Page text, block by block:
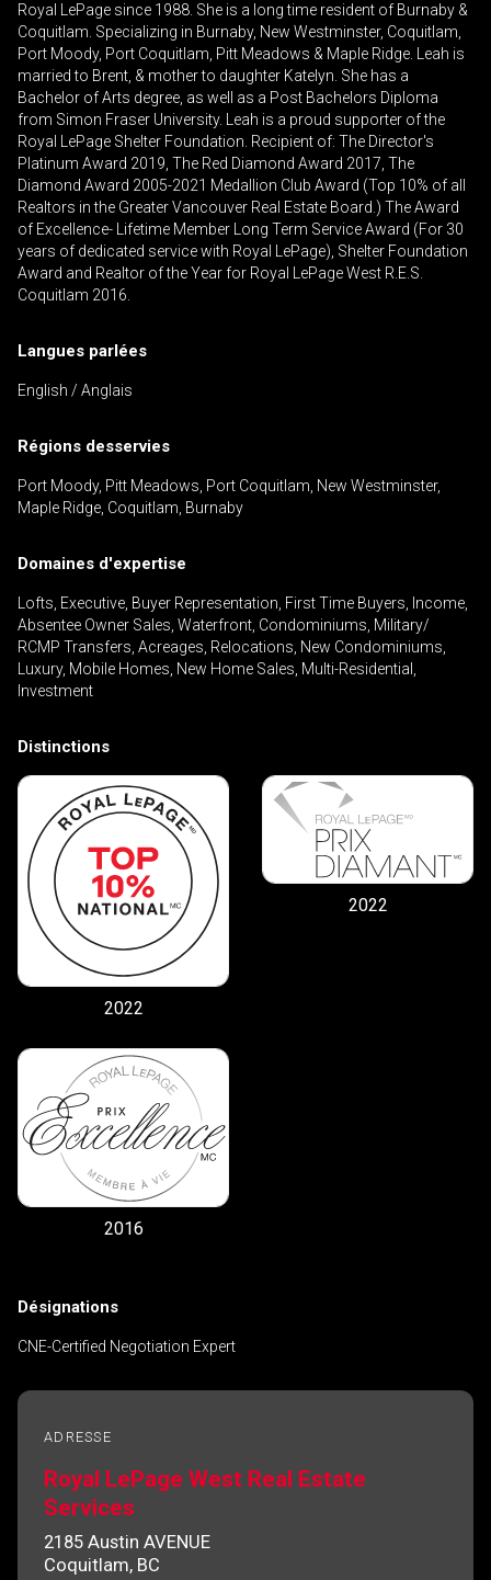
En cliquant sur le bouton « soumettre », vous
consentez à nos conditions d'utilisation et vous
nous fournissez l'autorisation écrite de
communiquer avec vous.
Royal LePage since 1988. She is a long time resident of Burnaby &
Coquitlam. Specializing in Burnaby, New Westminster, Coquitlam,
Port Moody, Port Coquitlam, Pitt Meadows & Maple Ridge. Leah is
married to Brent, & mother to daughter Katelyn. She has a
Bachelor of Arts degree, as well as a Post Bachelors Diploma
from Simon Fraser University. Leah is a proud supporter of the
Royal LePage Shelter Foundation. Recipient of: The Director's
Platinum Award 2019, The Red Diamond Award 2017, The
Diamond Award 2005-2021 Medallion Club Award (Top 10% of all
Realtors in the Greater Vancouver Real Estate Board.) The Award
of Excellence- Lifetime Member Long Term Service Award (For 30
years of dedicated service with Royal LePage), Shelter Foundation
Award and Realtor of the Year for Royal LePage West R.E.S.
Coquitlam 2016.
Langues parlées
English / Anglais
Régions desservies
Port Moody, Pitt Meadows, Port Coquitlam, New Westminster,
Maple Ridge, Coquitlam, Burnaby
Domaines d'expertise
Lofts, Executive, Buyer Representation, First Time Buyers, Income,
Absentee Owner Sales, Waterfront, Condominiums, Military/
RCMP Transfers, Acreages, Relocations, New Condominiums,
Luxury, Mobile Homes, New Home Sales, Multi-Residential,
Investment
Distinctions
2022
2022
2016
Désignations
CNE-Certified Negotiation Expert
ADRESSE
Royal LePage West Real Estate
Services
2185 Austin AVENUE
Coquitlam, BC